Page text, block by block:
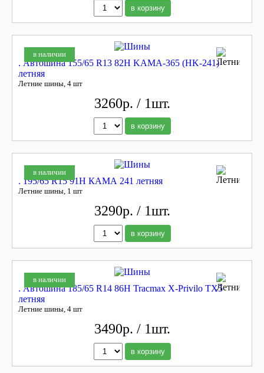
в корзину
в наличии
. Автошина 155/65 R13 82H KAMA-365 (HK-241)
летняя
Летние шины, 4 шт
3260р. / 1шт.
в корзину
в наличии
. 195/65 R15 91H КАМА 241 летняя
Летние шины, 1 шт
3290р. / 1шт.
в корзину
в наличии
. Автошина 185/65 R14 86H Tracmax X-Privilo TX5
летняя
Летние шины, 4 шт
3490р. / 1шт.
в корзину